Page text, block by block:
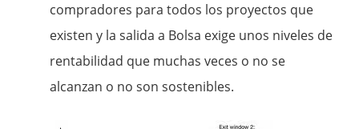
compradores para todos los proyectos que
existen y la salida a Bolsa exige unos niveles de
rentabilidad que muchas veces o no se
alcanzan o no son sostenibles.